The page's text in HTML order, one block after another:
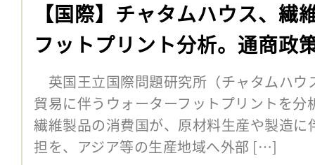
【国際】チャタムハウス、繊
フットプリント分析。通商政
英国王立国際問題研究所（チャタムハウ
貿易に伴うウォーターフットプリントを
繊維製品の消費国が、原材料生産や製造
担を、アジア等の生産地域へ外部 […]